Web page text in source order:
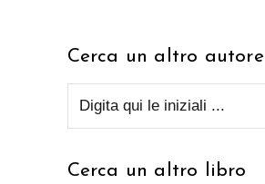
Cerca un altro autore
Cerca un altro libro